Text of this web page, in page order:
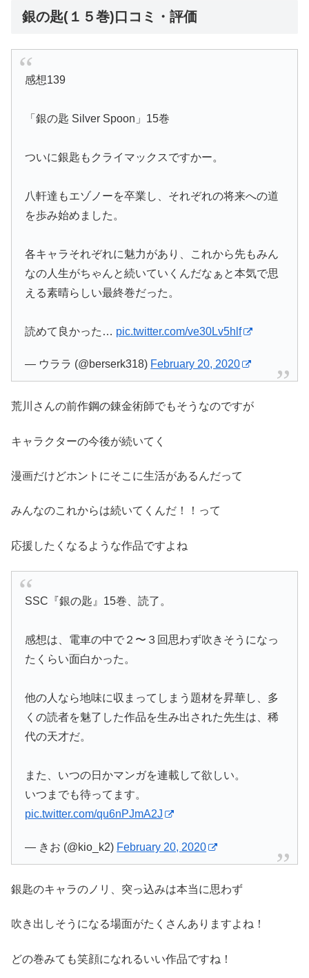
銀の匙(１５巻)口コミ・評価
感想139
「銀の匙 Silver Spoon」15巻
ついに銀匙もクライマックスですかー。
八軒達もエゾノーを卒業し、それぞれの将来への道
を歩み始めました。
各キャラそれぞれに魅力があり、これから先もみん
なの人生がちゃんと続いていくんだなぁと本気で思
える素晴らしい最終巻だった。
読めて良かった… pic.twitter.com/ve30Lv5hlf
— ウララ (@berserk318) February 20, 2020
荒川さんの前作鋼の錬金術師でもそうなのですが
キャラクターの今後が続いてく
漫画だけどホントにそこに生活があるんだって
みんなのこれからは続いてくんだ！！って
応援したくなるような作品ですよね
SSC『銀の匙』15巻、読了。
感想は、電車の中で２〜３回思わず吹きそうになっ
たくらい面白かった。
他の人なら地味に収まってしまう題材を昇華し、多
くの読者を魅了した作品を生み出された先生は、稀
代の天才だ。
また、いつの日かマンガを連載して欲しい。
いつまでも待ってます。
pic.twitter.com/qu6nPJmA2J
— きお (@kio_k2) February 20, 2020
銀匙のキャラのノリ、突っ込みは本当に思わず
吹き出しそうになる場面がたくさんありますよね！
どの巻みても笑顔になれるいい作品ですね！